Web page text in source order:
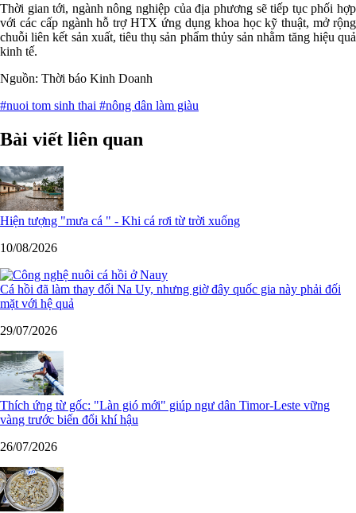
Thời gian tới, ngành nông nghiệp của địa phương sẽ tiếp tục phối hợp
với các cấp ngành hỗ trợ HTX ứng dụng khoa học kỹ thuật, mở rộng
chuỗi liên kết sản xuất, tiêu thụ sản phẩm thủy sản nhằm tăng hiệu quả
kinh tế.
Nguồn: Thời báo Kinh Doanh
#nuoi tom sinh thai #nông dân làm giàu
Bài viết liên quan
Hiện tượng "mưa cá " - Khi cá rơi từ trời xuống
10/08/2026
Cá hồi đã làm thay đổi Na Uy, nhưng giờ đây quốc gia này phải đối
mặt với hệ quả
29/07/2026
Thích ứng từ gốc: "Làn gió mới" giúp ngư dân Timor-Leste vững
vàng trước biến đổi khí hậu
26/07/2026